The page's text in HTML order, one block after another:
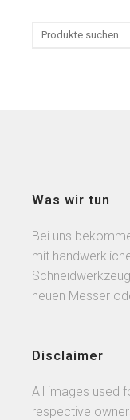
Was wir tun
Bei uns
mit
neuen Messer
Disclaimer
All images used
respective